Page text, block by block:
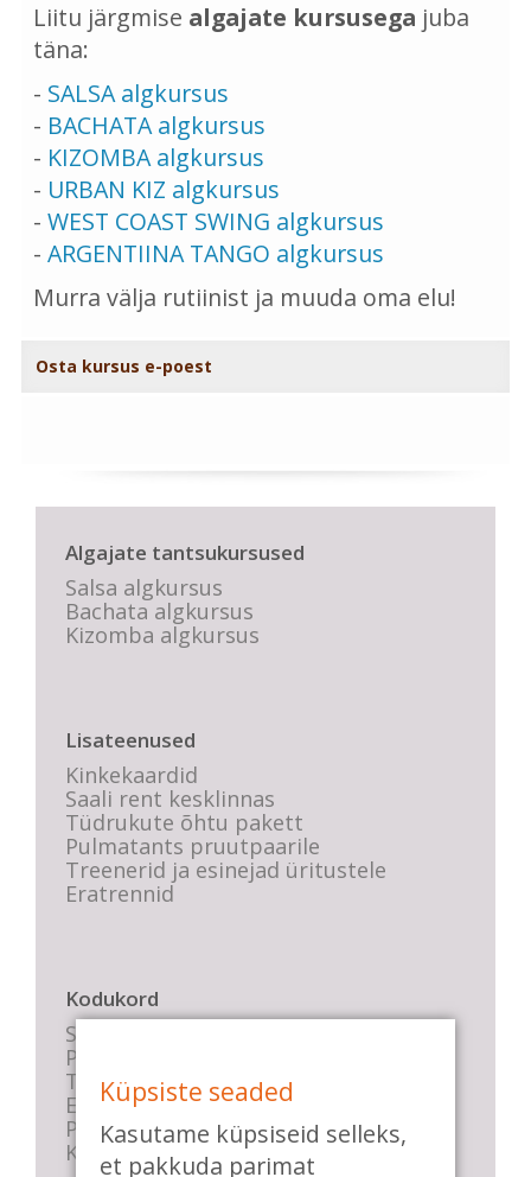
Liitu järgmise algajate kursusega juba
täna:
- SALSA algkursus
- BACHATA algkursus
- KIZOMBA algkursus
- URBAN KIZ algkursus
- WEST COAST SWING algkursus
- ARGENTIINA TANGO algkursus
Murra välja rutiinist ja muuda oma elu!
Osta kursus e-poest
Algajate tantsukursused
Salsa algkursus
Bachata algkursus
Kizomba algkursus
Lisateenused
Kinkekaardid
Saali rent kesklinnas
Tüdrukute õhtu pakett
Pulmatants pruutpaarile
Treenerid ja esinejad üritustele
Eratrennid
Kodukord
Stuudio sisekord
Privaatsustingimused
Tasemete kirjeldused
E-poe tingimused
Parkimise info
KKK
Küpsiste seaded
Kasutame küpsiseid selleks,
et pakkuda parimat